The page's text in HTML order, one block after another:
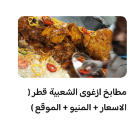
مطابخ ازغوى الشعبية قطر (
الاسعار + المنيو + الموقع )